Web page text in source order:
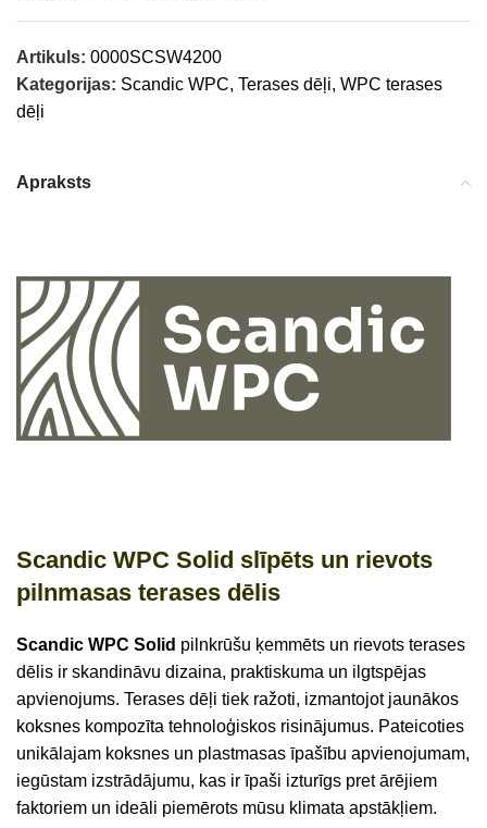
Artikuls: 0000SCSW4200
Kategorijas: Scandic WPC, Terases dēļi, WPC terases
dēļi
Apraksts
Scandic WPC Solid slīpēts un rievots
pilnmasas terases dēlis
Scandic WPC Solid pilnkrūšu ķemmēts un rievots terases
dēlis ir skandināvu dizaina, praktiskuma un ilgtspējas
apvienojums. Terases dēļi tiek ražoti, izmantojot jaunākos
koksnes kompozīta tehnoloģiskos risinājumus. Pateicoties
unikālajam koksnes un plastmasas īpašību apvienojumam,
iegūstam izstrādājumu, kas ir īpaši izturīgs pret ārējiem
faktoriem un ideāli piemērots mūsu klimata apstākļiem.